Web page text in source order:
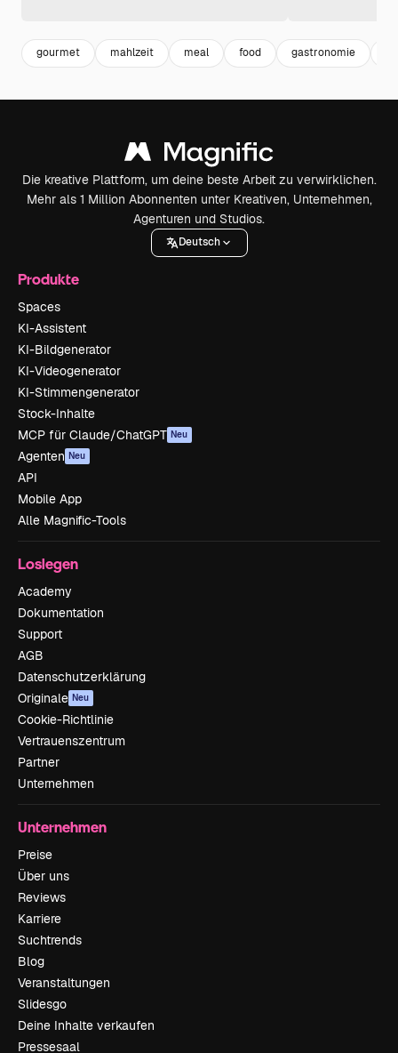
gourmet mahlzeit meal food gastronomie
Die kreative Plattform, um deine beste Arbeit zu verwirklichen.
Mehr als 1 Million Abonnenten unter Kreativen, Unternehmen,
Agenturen und Studios.
Deutsch
Produkte
Spaces
KI-Assistent
KI-Bildgenerator
KI-Videogenerator
KI-Stimmengenerator
Stock-Inhalte
MCP für Claude/ChatGPT Neu
Agenten Neu
API
Mobile App
Alle Magnific-Tools
Loslegen
Academy
Dokumentation
Support
AGB
Datenschutzerklärung
Originale Neu
Cookie-Richtlinie
Vertrauenszentrum
Partner
Unternehmen
Unternehmen
Preise
Über uns
Reviews
Karriere
Suchtrends
Blog
Veranstaltungen
Slidesgo
Deine Inhalte verkaufen
Pressesaal